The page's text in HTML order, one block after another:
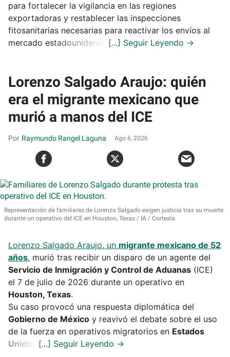
para fortalecer la vigilancia en las regiones
exportadoras y restablecer las inspecciones
fitosanitarias necesarias para reactivar los envíos al
mercado estadounidense.
Lorenzo Salgado Araujo: quién
era el migrante mexicano que
murió a manos del ICE
Raymundo Rangel Laguna Ago 6, 2026
Representación de familiares de Lorenzo Salgado exigen justicia tras su muerte
durante un operativo del ICE en Houston, Texas
IA / Cortesía
Lorenzo Salgado Araujo, un migrante mexicano de 52
años, murió tras recibir un disparo de un agente del
Servicio de Inmigración y Control de Aduanas (ICE)
el 7 de julio de 2026 durante un operativo en
Houston, Texas.
Su caso provocó una respuesta diplomática del
Gobierno de México y reavivó el debate sobre el uso
de la fuerza en operativos migratorios en Estados
Unidos